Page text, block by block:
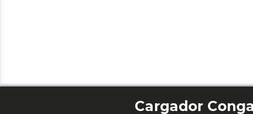
Cargador